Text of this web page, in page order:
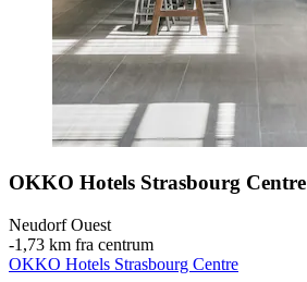
OKKO Hotels Strasbourg Centre
Neudorf Ouest
‐1,73 km fra centrum
OKKO Hotels Strasbourg Centre